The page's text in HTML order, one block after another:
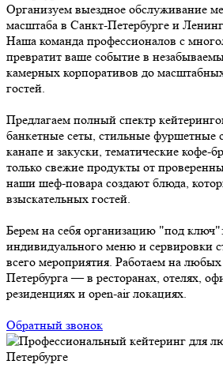
Организуем выездное обслуживание
масштаба в Санкт-Петербурге и
Наша команда профессионалов с
превратит ваше событие в
камерных корпоративов до
гостей.
Предлагаем полный спектр
банкетные сеты, стильные фуршетные
канапе и закуски, тематические кофе-
только свежие продукты от
наши шеф-повара создают блюда,
взыскательных гостей.
Берем на себя организацию "под
индивидуального меню и сервировки
всего мероприятия. Работаем на
Петербурга — в ресторанах, отелях,
резиденциях и open-air локациях.
Обратный звонок